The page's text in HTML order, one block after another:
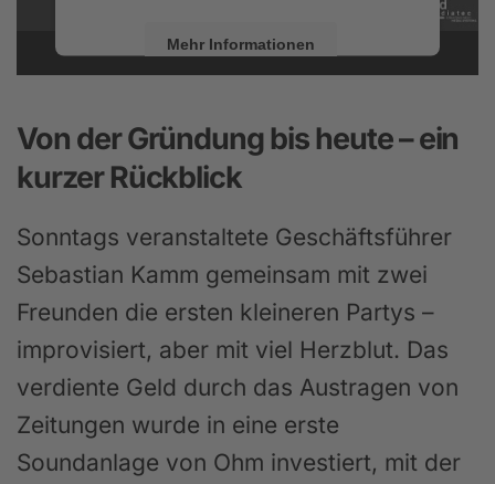
Mehr Informationen
powered by Usercentrics Consent
Management Platform
Von der Gründung bis heute – ein
kurzer Rückblick
Sonntags veranstaltete Geschäftsführer
Sebastian Kamm gemeinsam mit zwei
Freunden die ersten kleineren Partys –
improvisiert, aber mit viel Herzblut. Das
verdiente Geld durch das Austragen von
Zeitungen wurde in eine erste
Soundanlage von Ohm investiert, mit der